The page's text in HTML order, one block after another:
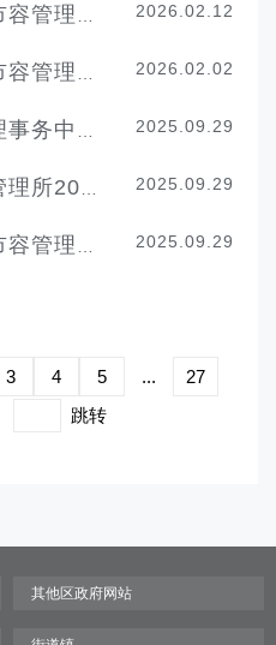
2026.02.12
2026.02.02
2025.09.29
2025.09.29
2025.09.29
3 4 5 ...
27
跳转